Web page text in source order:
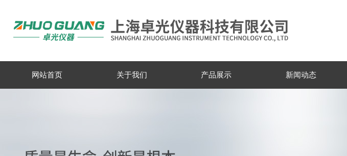
网站首页 关于我们 产品展示 新闻动态